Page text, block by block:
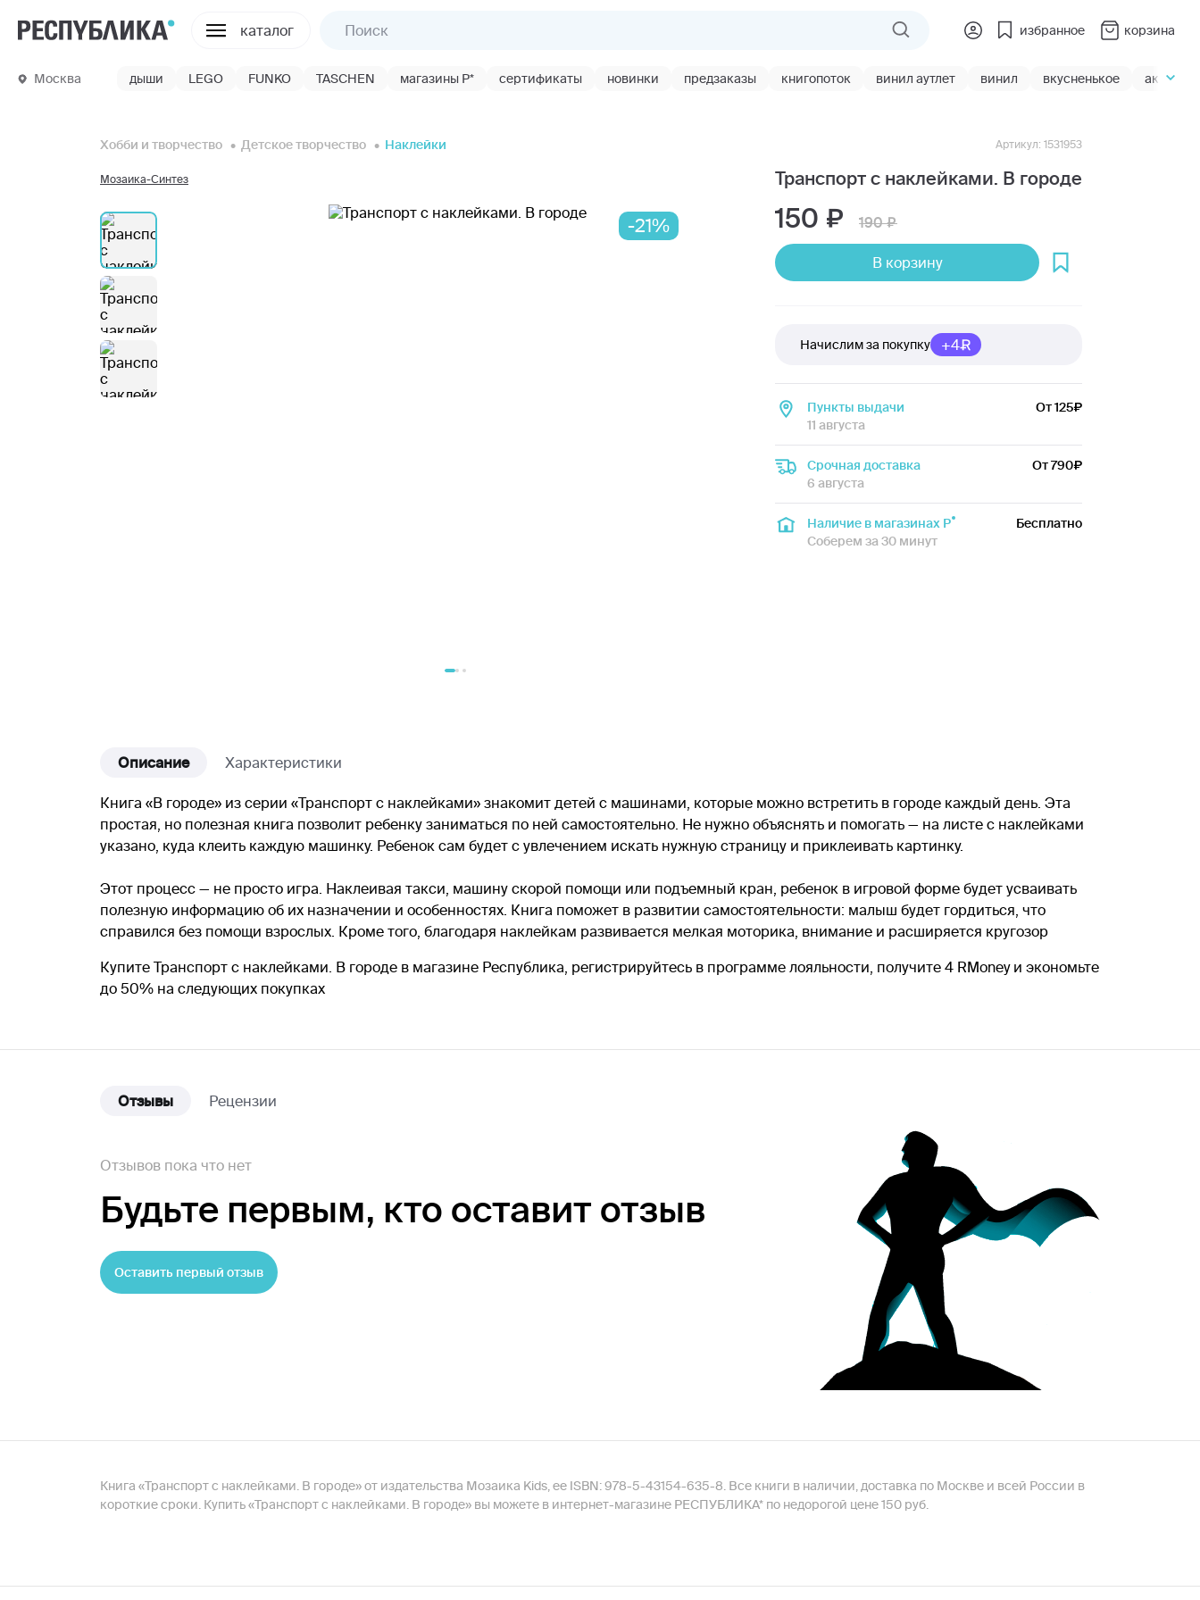
каталог избранное корзина
Москва дыши LEGO FUNKO TASCHEN магазины Р* сертификаты новинки предзаказы книгопоток винил аутлет винил вкусненькое акции
Хобби и творчество Детское творчество Наклейки
-21%
Мозаика-Синтез Транспорт с наклейками. В городе
Артикул: 1531953
150 190
В корзину
Начислим за покупку +4
Пункты выдачи
11 августа
От 125
Срочная доставка
6 августа
От 790
Наличие в магазинах Р
Соберем за 30 минут
Бесплатно
Описание Характеристики
Книга «В городе» из серии «Транспорт с наклейками» знакомит детей с машинами, которые можно встретить в городе каждый день. Эта
простая, но полезная книга позволит ребенку заниматься по ней самостоятельно. Не нужно объяснять и помогать — на листе с наклейками
указано, куда клеить каждую машинку. Ребенок сам будет с увлечением искать нужную страницу и приклеивать картинку.
Этот процесс — не просто игра. Наклеивая такси, машину скорой помощи или подъемный кран, ребенок в игровой форме будет усваивать
полезную информацию об их назначении и особенностях. Книга поможет в развитии самостоятельности: малыш будет гордиться, что
справился без помощи взрослых. Кроме того, благодаря наклейкам развивается мелкая моторика, внимание и расширяется кругозор
Купите Транспорт с наклейками. В городе в магазине Республика, регистрируйтесь в программе лояльности, получите 4 RMoney и экономьте
до 50% на следующих покупках
Отзывы Рецензии
Отзывов пока что нет
Будьте первым, кто оставит отзыв
Оставить первый отзыв
Книга «Транспорт с наклейками. В городе» от издательства Мозаика Kids, ее ISBN: 978-5-43154-635-8. Все книги в наличии, доставка по Москве и всей России в
короткие сроки. Купить «Транспорт с наклейками. В городе» вы можете в интернет-магазине РЕСПУБЛИКА* по недорогой цене 150 руб.